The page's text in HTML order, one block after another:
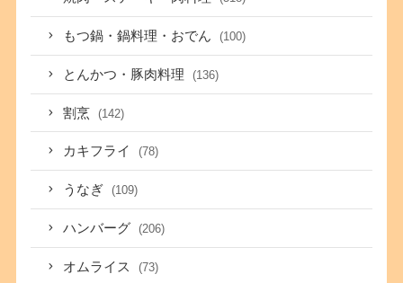
もつ鍋・鍋料理・おでん (100)
とんかつ・豚肉料理 (136)
割烹 (142)
カキフライ (78)
うなぎ (109)
ハンバーグ (206)
オムライス (73)